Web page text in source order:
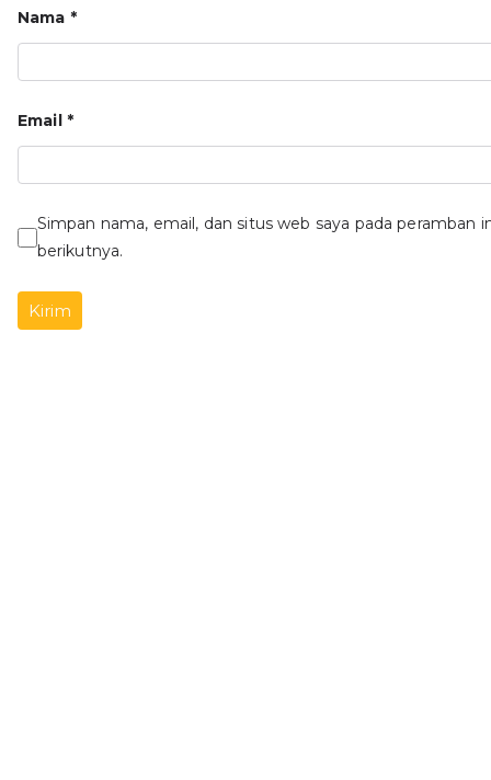
Nama *
Email *
Simpan nama, email, dan situs web saya pada peramban
berikutnya.